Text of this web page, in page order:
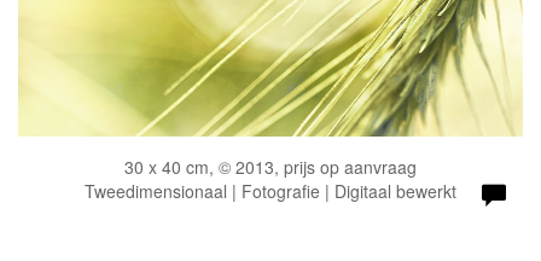
30 x 40 cm, © 2013, prijs op aanvraag
Tweedimensionaal | Fotografie | Digitaal bewerkt